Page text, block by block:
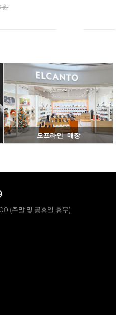
원
오프라인 매장
(주말 및 공휴일 휴무)